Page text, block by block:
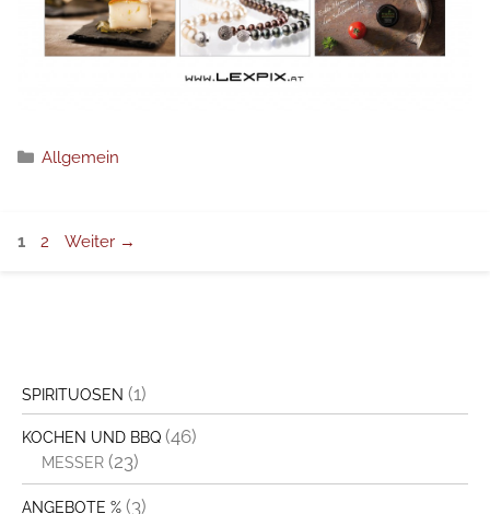
Kategorien
Allgemein
Seite
1 Seite
2 Weiter →
SPIRITUOSEN (1)
KOCHEN UND BBQ (46)
MESSER (23)
ANGEBOTE % (3)